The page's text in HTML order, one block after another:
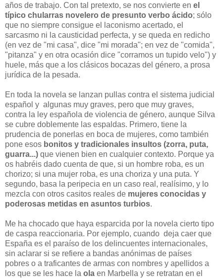
años de trabajo. Con tal pretexto, se nos convierte en el
típico chularras novelero de presunto verbo ácido; sólo
que no siempre consigue el laconismo acertado, el
sarcasmo ni la causticidad perfecta, y se queda en redicho
(en vez de "mi casa", dice "mi morada"; en vez de "comida",
"pitanza" y en otra ocasión dice "corramos un tupido velo") y
huele, más que a los clásicos bocazas del género, a prosa
jurídica de la pesada.
En toda la novela se lanzan pullas contra el sistema judicial
español y algunas muy graves, pero que muy graves,
contra la ley española de violencia de género, aunque Silva
se cubre doblemente las espaldas. Primero, tiene la
prudencia de ponerlas en boca de mujeres, como también
pone esos bonitos y tradicionales insultos (zorra, puta,
guarra...) que vienen bien en cualquier contexto. Porque ya
os habréis dado cuenta de que, si un hombre roba, es un
chorizo; si una mujer roba, es una choriza y una puta. Y
segundo, basa la peripecia en un caso real, realísimo, y lo
mezcla con otros casitos reales de mujeres conocidas y
poderosas metidas en asuntos turbios.
Me ha chocado que haya esparcida por la novela cierto tipo
de caspa reaccionaria. Por ejemplo, cuando deja caer que
España es el paraíso de los delincuentes internacionales,
sin aclarar si se refiere a bandas anónimas de países
pobres o a traficantes de armas con nombres y apellidos a
los que se les hace la ola en Marbella y se retratan en el